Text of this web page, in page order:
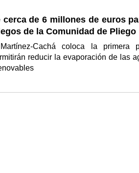
de 6 millones de euros
de la Comunidad de Pliego
Cachá coloca la primera
reducir la evaporación de las